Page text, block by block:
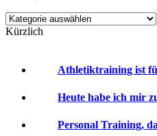
Kategorien
Kürzlich
Athletiktraining ist
Heute habe ich mir
Personal Training,